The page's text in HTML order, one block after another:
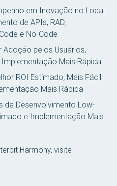
em Inovação no Local
de APIs, RAD,
e No-Code
pelos Usuários,
Mais Rápida
ROI Estimado, Mais Fácil
Mais Rápida
de Desenvolvimento Low-
e Implementação Mais
Harmony, visite